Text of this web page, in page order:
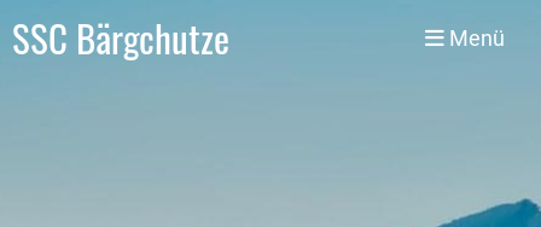
SSC Bärgchutze Menü